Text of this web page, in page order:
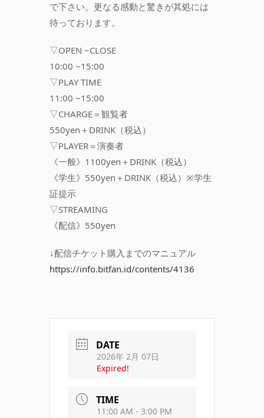
で下さい。更なる感動と驚きが其処には
待っております。
▽OPEN ~CLOSE
10:00 ~15:00
▽PLAY TIME
11:00 ~15:00
▽CHARGE＝観覧者
550yen＋DRINK（税込）
▽PLAYER＝演奏者
《一般》1100yen＋DRINK（税込）
《学生》550yen＋DRINK（税込）※学生
証提示
▽STREAMING
《配信》550yen
↓配信チケット購入までのマニュアル
https://info.bitfan.id/contents/4136
DATE
2026年 2月 07日
Expired!
TIME
11:00 AM - 3:00 PM